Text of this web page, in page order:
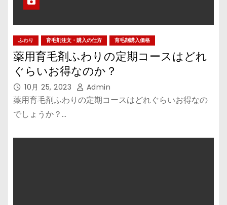
ふわり 育毛剤注文・購入の仕方 育毛剤購入価格
薬用育毛剤ふわりの定期コースはどれ
ぐらいお得なのか？
10月 25, 2023 Admin
薬用育毛剤ふわりの定期コースはどれぐらいお得なの
でしょうか？…